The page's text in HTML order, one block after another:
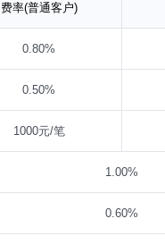
费率(普通客户)
0.80%
0.50%
1000元/笔
1.00%
0.60%